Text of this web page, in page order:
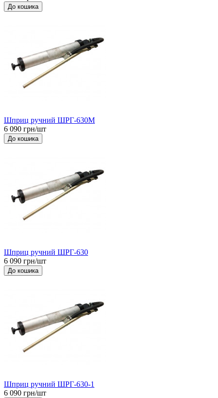
До кошика
Шприц ручний ШРГ-630М
6 090 грн/шт
До кошика
Шприц ручний ШРГ-630
6 090 грн/шт
До кошика
Шприц ручний ШРГ-630-1
6 090 грн/шт